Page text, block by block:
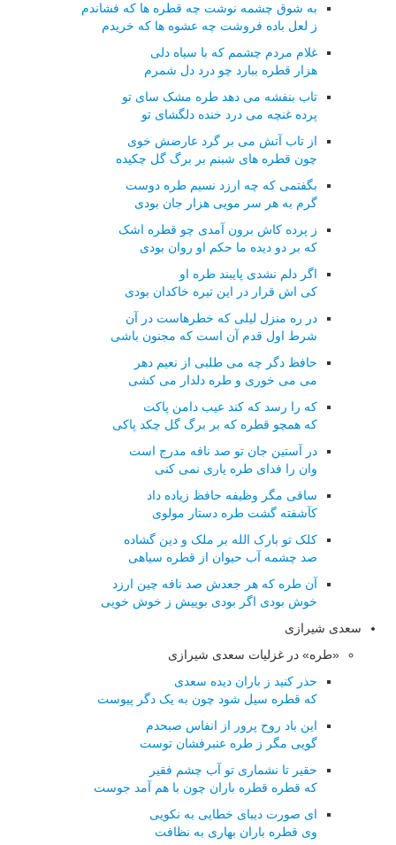
به شوق چشمه نوشت چه قطره ها که فشاندم
ز لعل باده فروشت چه عشوه ها که خریدم
غلام مردم چشمم که با سیاه دلی
هزار قطره ببارد چو درد دل شمرم
تاب بنفشه می دهد طره مشک سای تو
پرده غنچه می درد خنده دلگشای تو
از تاب آتش می بر گرد عارضش خوی
چون قطره های شبنم بر برگ گل چکیده
بگفتمی که چه ارزد نسیم طره دوست
گرم به هر سر مویی هزار جان بودی
ز پرده کاش برون آمدی چو قطره اشک
که بر دو دیده ما حکم او روان بودی
اگر دلم نشدی پایبند طره او
کی اش قرار در این تیره خاکدان بودی
در ره منزل لیلی که خطرهاست در آن
شرط اول قدم آن است که مجنون باشی
حافظ دگر چه می طلبی از نعیم دهر
می می خوری و طره دلدار می کشی
که را رسد که کند عیب دامن پاکت
که همچو قطره که بر برگ گل چکد پاکی
در آستین جان تو صد نافه مدرج است
وان را فدای طره یاری نمی کنی
ساقی مگر وظیفه حافظ زیاده داد
کآشفته گشت طره دستار مولوی
کلک تو بارک الله بر ملک و دین گشاده
صد چشمه آب حیوان از قطره سیاهی
آن طره که هر جعدش صد نافه چین ارزد
خوش بودی اگر بودی بوییش ز خوش خویی
سعدی شیرازی
«طره» در غزلیات سعدی شیرازی
حذر کنید ز باران دیده سعدی
که قطره سیل شود چون به یک دگر پیوست
این باد روح پرور از انفاس صبحدم
گویی مگر ز طره عنبرفشان توست
حقیر تا نشماری تو آب چشم فقیر
که قطره قطره باران چون با هم آمد جوست
ای صورت دیبای خطایی به نکویی
وی قطره باران بهاری به نظافت